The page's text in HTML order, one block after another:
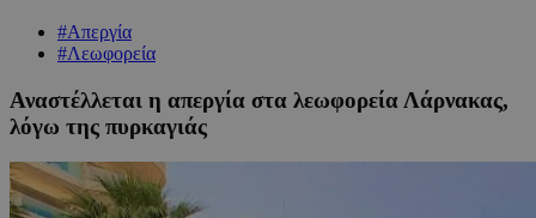
#Απεργία
#Λεωφορεία
Αναστέλλεται η απεργία στα λεωφορεία Λάρνακας,
λόγω της πυρκαγιάς